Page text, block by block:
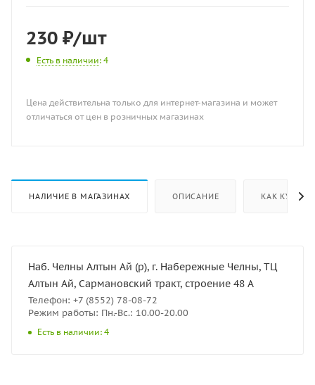
230 ₽/шт
Есть в наличии: 4
Цена действительна только для интернет-магазина и может
отличаться от цен в розничных магазинах
НАЛИЧИЕ В МАГАЗИНАХ ОПИСАНИЕ КАК КУПИТЬ
Наб. Челны Алтын Ай (р), г. Набережные Челны, ТЦ
Алтын Ай, Сармановский тракт, строение 48 А
Телефон: +7 (8552) 78-08-72
Режим работы: Пн.-Вс.: 10.00-20.00
Есть в наличии: 4